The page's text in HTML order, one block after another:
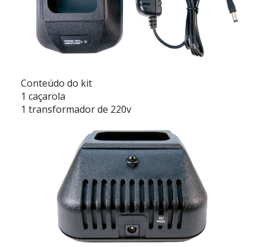
Conteúdo do kit
1 caçarola
1 transformador de 220v